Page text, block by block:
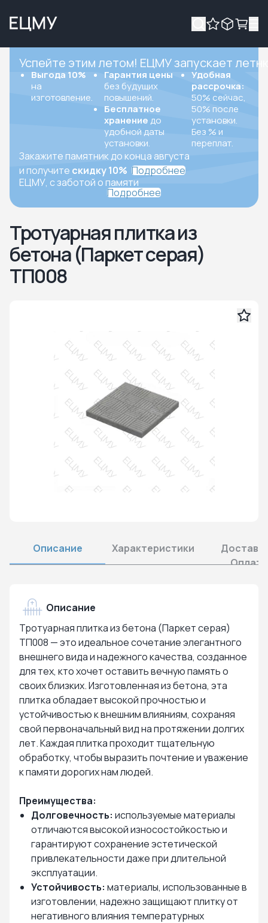
Успейте этим летом! ЕЦМУ запускает
Выгода 10%
на
изготовление.
Гарантия цены
без будущих
повышений.
Бесплатное
хранение до
удобной даты
установки.
Удобная
рассрочка:
50% сейчас,
50% после
установки.
Без % и
переплат.
Закажите памятник до конца августа
и получите скидку 10% Подробнее
ЕЦМУ, с заботой о памяти
Подробнее
Тротуарная плитка из
бетона (Паркет серая)
ТП008
Описание Характеристики
Оплата
Описание
Тротуарная плитка из бетона (Паркет серая)
ТП008 — это идеальное сочетание элегантного
внешнего вида и надежного качества, созданное
для тех, кто хочет оставить вечную память о
своих близких. Изготовленная из бетона, эта
плитка обладает высокой прочностью и
устойчивостью к внешним влияниям, сохраняя
свой первоначальный вид на протяжении долгих
лет. Каждая плитка проходит тщательную
обработку, чтобы выразить почтение и уважение
к памяти дорогих нам людей.
Преимущества:
Долговечность: используемые материалы
отличаются высокой износостойкостью и
гарантируют сохранение эстетической
привлекательности даже при длительной
эксплуатации.
Устойчивость: материалы, использованные в
изготовлении, надежно защищают плитку от
негативного влияния температурных